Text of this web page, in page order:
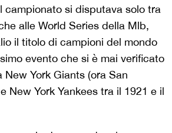
campionato si disputava solo tra
alle World Series della Mlb,
il titolo di campioni del mondo
evento che si è mai verificato
York Giants (ora San
New York Yankees tra il 1921 e il